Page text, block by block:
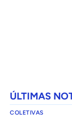
ÚLTIMAS
COLETIVAS